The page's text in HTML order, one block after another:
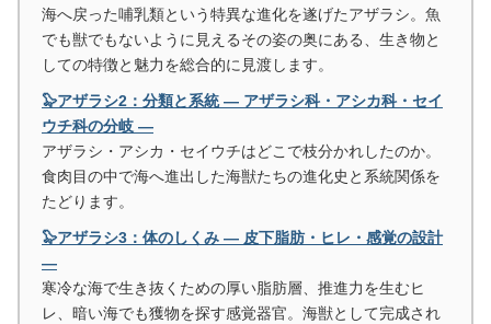
海へ戻った哺乳類という特異な進化を遂げたアザラシ。魚
でも獣でもないように見えるその姿の奥にある、生き物と
しての特徴と魅力を総合的に見渡します。
🦭アザラシ2：分類と系統 ― アザラシ科・アシカ科・セイ
ウチ科の分岐 ―
アザラシ・アシカ・セイウチはどこで枝分かれしたのか。
食肉目の中で海へ進出した海獣たちの進化史と系統関係を
たどります。
🦭アザラシ3：体のしくみ ― 皮下脂肪・ヒレ・感覚の設計
―
寒冷な海で生き抜くための厚い脂肪層、推進力を生むヒ
レ、暗い海でも獲物を探す感覚器官。海獣として完成され